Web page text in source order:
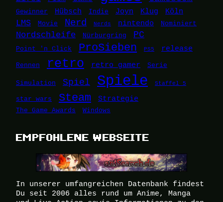
Gewinner Hübsch Indie Joyn Klug Köln
LMS Movie Nerd Nerds nintendo Nominiert
Nordschleife Nürburgring PC
Point 'n Click ProSieben PS5 release
Rennen retro retro gamer Serie
Simulation Spiel Spiele Staffel 5
star wars Steam Strategie
The Game Awards Windows
EMPFOHLENE WEBSEITE
In unserer umfangreichen Datenbank findest
Du seit 2006 alles rund um Anime, Manga